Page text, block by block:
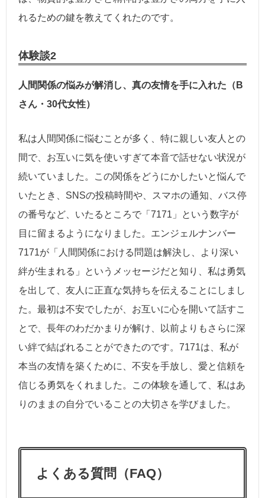
れるための鍵を教えてくれたのです。
体験談2
人間関係の悩みが解消し、真の友情を手に入れた（B
さん・30代女性）
私は人間関係に悩むことが多く、特に親しい友人との
間で、お互いに気を使いすぎて本音で話せない状況が
続いていました。この関係をどうにかしたいと悩んで
いたとき、SNSの投稿時間や、スマホの通知、バス停
の番号など、いたるところで「7171」という数字が
目に留まるようになりました。エンジェルナンバー
7171が「人間関係における問題は解決し、より深い
絆が生まれる」というメッセージだと知り、私は勇気
を出して、友人に正直な気持ちを伝えることにしまし
た。最初は不安でしたが、お互いに心を開いて話すこ
とで、長年のわだかまりが解け、以前よりもさらに深
い絆で結ばれることができたのです。7171は、私が
本当の友情を築くために、不安を手放し、愛と信頼を
信じる勇気をくれました。この体験を通して、私はあ
りのままの自分でいることの大切さを学びました。
よくある質問（FAQ）